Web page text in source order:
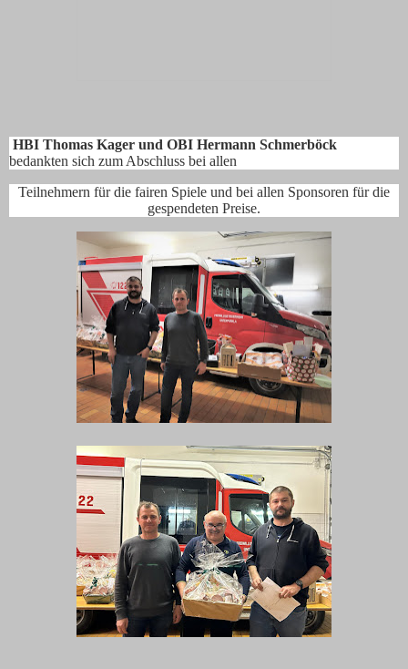
HBI Thomas Kager und OBI Hermann Schmerböck
bedankten sich zum Abschluss bei allen
Teilnehmern für die fairen Spiele und bei allen Sponsoren für die
gespendeten Preise.